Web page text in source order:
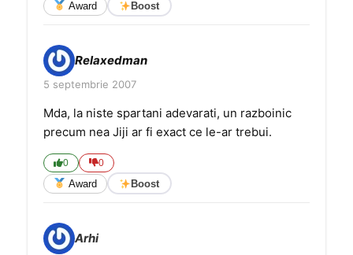
Award Boost
Relaxedman
5 septembrie 2007
Mda, la niste spartani adevarati, un razboinic
precum nea Jiji ar fi exact ce le-ar trebui.
0 0
Award Boost
Arhi